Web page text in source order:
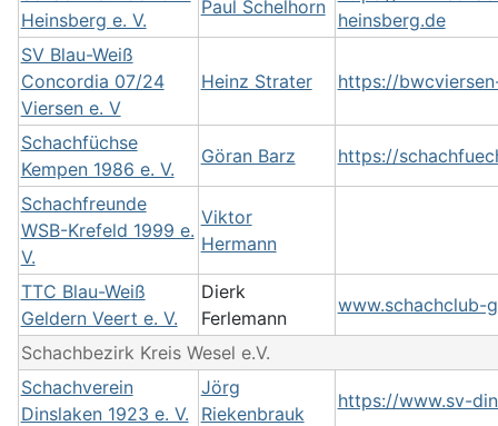
Heinsberg e. V.
Paul Schelhorn
heinsberg.de
SV Blau-Weiß
Concordia 07/24
Viersen e. V
Heinz Strater https://
Schachfüchse
Kempen 1986 e. V.
Göran Barz https://
Schachfreunde
WSB-Krefeld 1999 e.
V.
Viktor
Hermann
TTC Blau-Weiß
Geldern Veert e. V.
Dierk
Ferlemann
www.schachclub-
Schachbezirk Kreis Wesel e.V.
Schachverein
Dinslaken 1923 e. V.
Jörg
Riekenbrauk
https://www.sv-